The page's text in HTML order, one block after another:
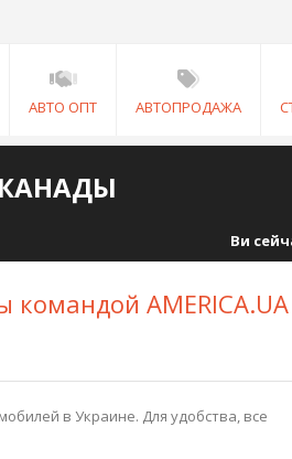
АВТО ОПТ АВТОПРОДАЖА
Ви
AMERICA.UA
в Украине. Для удобства, все